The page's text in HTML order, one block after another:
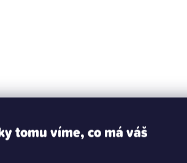
tomu víme, co má váš
vemeno, 27% kuřecí - játra, žaludek,